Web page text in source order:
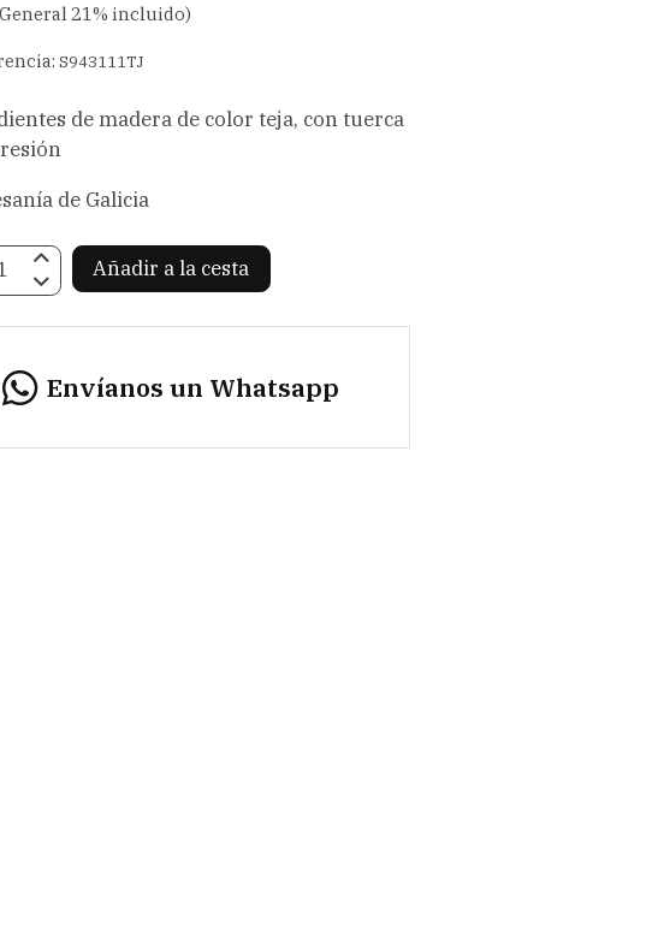
21% incluido)
S943111TJ
de madera de color teja, con tuerca
de Galicia
Añadir a la cesta
Envíanos un Whatsapp